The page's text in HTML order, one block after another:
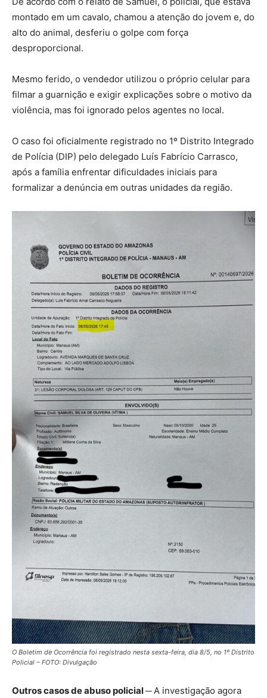
montado em um cavalo, chamou a atenção do jovem e, do
alto do animal, desferiu o golpe com força
desproporcional.
Mesmo ferido, o vendedor utilizou o próprio celular para
filmar a guarnição e exigir explicações sobre o motivo da
violência, mas foi ignorado pelos agentes no local.
O caso foi oficialmente registrado no 1º Distrito Integrado
de Polícia (DIP) pelo delegado Luís Fabrício Carrasco,
após a família enfrentar dificuldades iniciais para
formalizar a denúncia em outras unidades da região.
O Boletim de Ocorrência foi registrado nesta sexta-feira, dia 8/5, no 1º Distrito
Policial – FOTO: Divulgação
Outros casos de abuso policial ─ A investigação agora